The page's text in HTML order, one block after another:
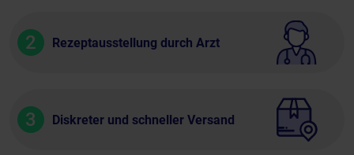
2 Rezeptausstellung durch Arzt
3 Diskreter und schneller Versand